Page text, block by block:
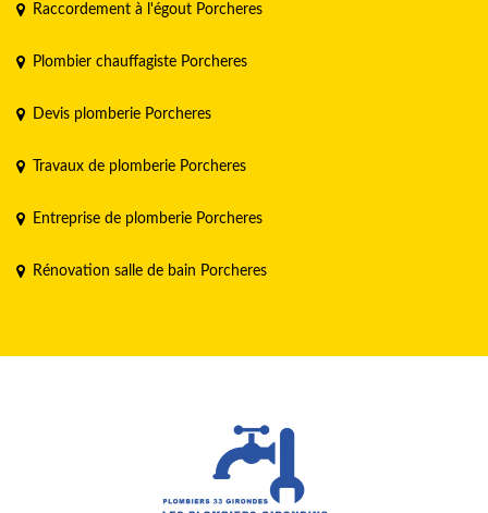
Raccordement à l'égout Porcheres
Plombier chauffagiste Porcheres
Devis plomberie Porcheres
Travaux de plomberie Porcheres
Entreprise de plomberie Porcheres
Rénovation salle de bain Porcheres